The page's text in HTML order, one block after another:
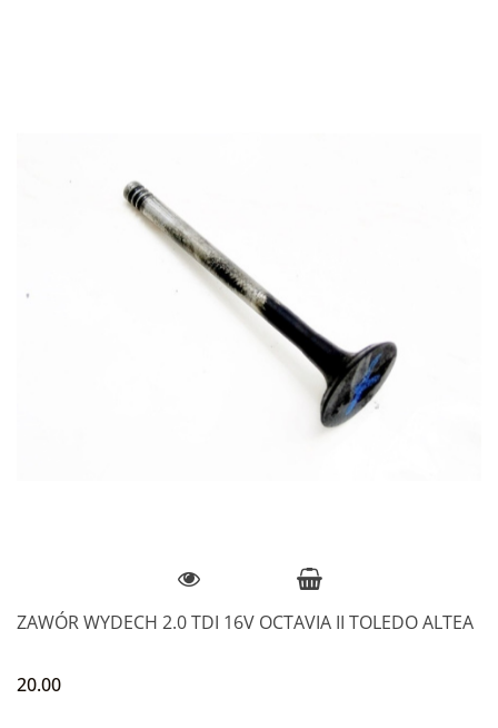
ZAWÓR WYDECH 2.0 TDI 16V OCTAVIA II TOLEDO ALTEA
20.00